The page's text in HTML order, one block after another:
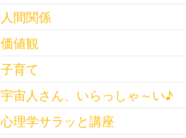
人間関係
価値観
子育て
宇宙人さん、いらっしゃ～い♪
心理学サラッと講座